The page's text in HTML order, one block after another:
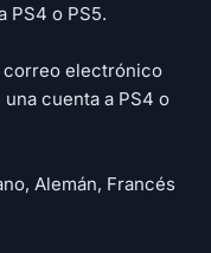
PS4 o PS5.
correo electrónico
cuenta a PS4 o
Alemán, Francés